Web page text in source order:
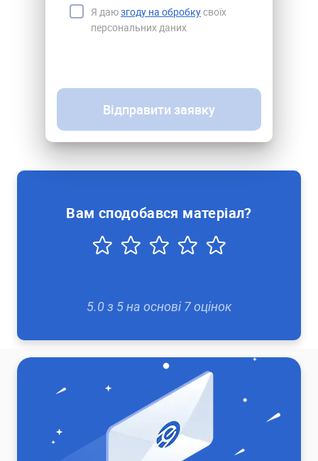
Я даюзгоду на обробкусвоїх
персональних даних
Відправити заявку
Вам сподобався матеріал?
5.0з 5на основі 7оцінок